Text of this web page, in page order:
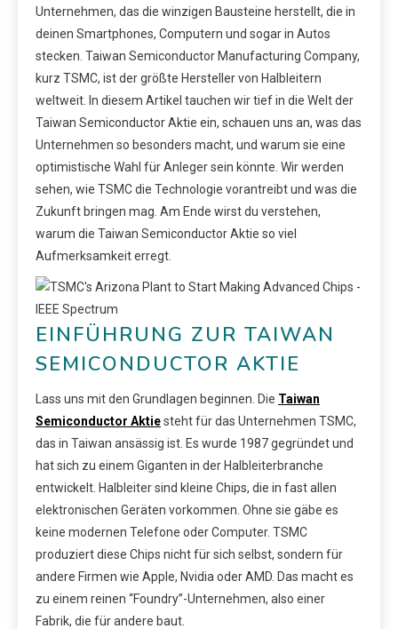
Unternehmen, das die winzigen Bausteine herstellt, die in
deinen Smartphones, Computern und sogar in Autos
stecken. Taiwan Semiconductor Manufacturing Company,
kurz TSMC, ist der größte Hersteller von Halbleitern
weltweit. In diesem Artikel tauchen wir tief in die Welt der
Taiwan Semiconductor Aktie ein, schauen uns an, was das
Unternehmen so besonders macht, und warum sie eine
optimistische Wahl für Anleger sein könnte. Wir werden
sehen, wie TSMC die Technologie vorantreibt und was die
Zukunft bringen mag. Am Ende wirst du verstehen,
warum die Taiwan Semiconductor Aktie so viel
Aufmerksamkeit erregt.
EINFÜHRUNG ZUR TAIWAN
SEMICONDUCTOR AKTIE
Lass uns mit den Grundlagen beginnen. Die Taiwan
Semiconductor Aktiesteht für das Unternehmen TSMC,
das in Taiwan ansässig ist. Es wurde 1987 gegründet und
hat sich zu einem Giganten in der Halbleiterbranche
entwickelt. Halbleiter sind kleine Chips, die in fast allen
elektronischen Geräten vorkommen. Ohne sie gäbe es
keine modernen Telefone oder Computer. TSMC
produziert diese Chips nicht für sich selbst, sondern für
andere Firmen wie Apple, Nvidia oder AMD. Das macht es
zu einem reinen “Foundry”-Unternehmen, also einer
Fabrik, die für andere baut.